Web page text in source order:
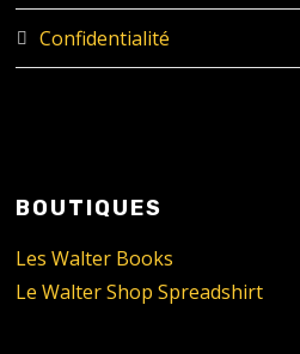
Confidentialité
BOUTIQUES
Les Walter Books
Le Walter Shop Spreadshirt